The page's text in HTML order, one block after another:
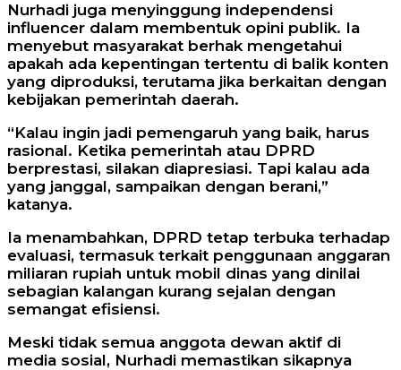
Nurhadi juga menyinggung independensi
influencer dalam membentuk opini publik. Ia
menyebut masyarakat berhak mengetahui
apakah ada kepentingan tertentu di balik konten
yang diproduksi, terutama jika berkaitan dengan
kebijakan pemerintah daerah.
“Kalau ingin jadi pemengaruh yang baik, harus
rasional. Ketika pemerintah atau DPRD
berprestasi, silakan diapresiasi. Tapi kalau ada
yang janggal, sampaikan dengan berani,”
katanya.
Ia menambahkan, DPRD tetap terbuka terhadap
evaluasi, termasuk terkait penggunaan anggaran
miliaran rupiah untuk mobil dinas yang dinilai
sebagian kalangan kurang sejalan dengan
semangat efisiensi.
Meski tidak semua anggota dewan aktif di
media sosial, Nurhadi memastikan sikapnya